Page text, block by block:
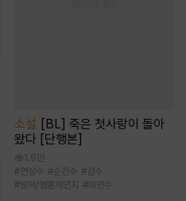
소설 [BL] 죽은 첫사랑이 돌아
왔다 [단행본]
1.9만
#연상수 #순진수 #강수
#빙의/영혼체인지 #미인수